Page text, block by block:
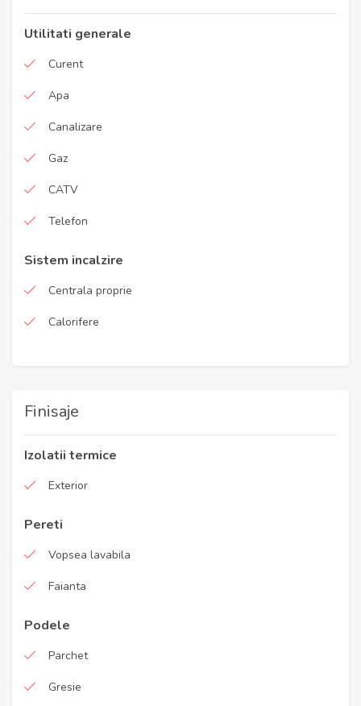
Utilitati generale
Curent
Apa
Canalizare
Gaz
CATV
Telefon
Sistem incalzire
Centrala proprie
Calorifere
Finisaje
Izolatii termice
Exterior
Pereti
Vopsea lavabila
Faianta
Podele
Parchet
Gresie